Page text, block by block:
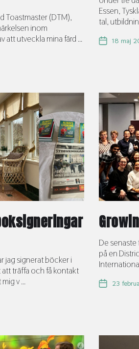
Toastmaster (DTM),
inom
att utveckla mina färd ...
Essen,
tal,
18 maj
jag signerat böcker i
att träffa och få kontakt
v ...
De senaste
på en
23